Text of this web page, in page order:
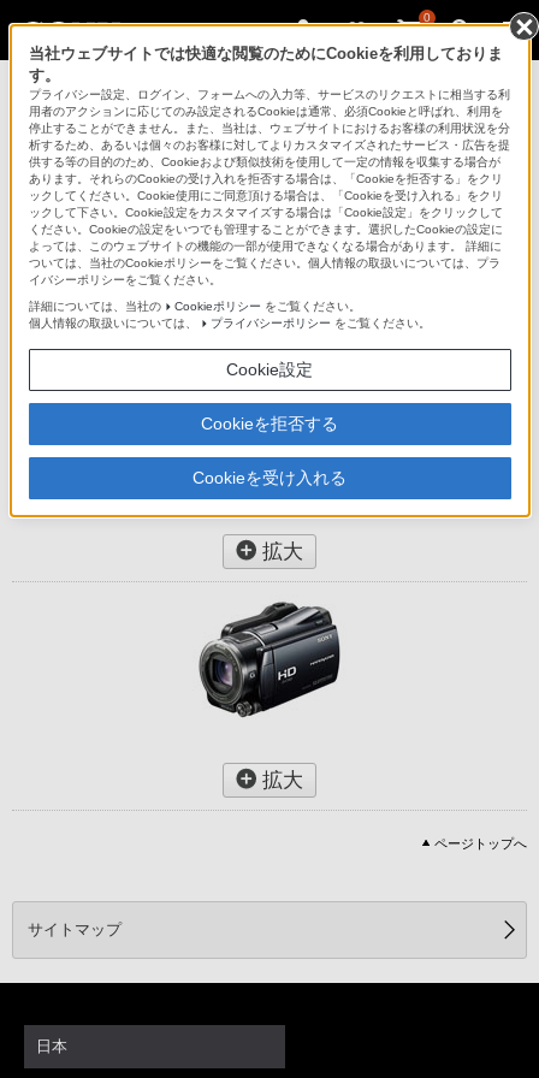
0
デジタルビデオカメラ ハンディカム
HDR-XR550V
デジタルHDビデオカメラレコーダー HDR-XR550V
商品の写真
拡大
拡大
ページトップへ
サイトマップ
日本
当社ウェブサイトでは快適な閲覧のためにCookieを利用しておりま
す。
プライバシー設定、ログイン、フォームへの入力等、サービスのリクエストに相当する利
用者のアクションに応じてのみ設定されるCookieは通常、必須Cookieと呼ばれ、利用を
停止することができません。また、当社は、ウェブサイトにおけるお客様の利用状況を分
析するため、あるいは個々のお客様に対してよりカスタマイズされたサービス・広告を提
供する等の目的のため、Cookieおよび類似技術を使用して一定の情報を収集する場合が
あります。それらのCookieの受け入れを拒否する場合は、「Cookieを拒否する」をクリ
ックしてください。Cookie使用にご同意頂ける場合は、「Cookieを受け入れる」をクリ
ックして下さい。Cookie設定をカスタマイズする場合は「Cookie設定」をクリックして
ください。Cookieの設定をいつでも管理することができます。選択したCookieの設定に
よっては、このウェブサイトの機能の一部が使用できなくなる場合があります。 詳細に
ついては、当社のCookieポリシーをご覧ください。個人情報の取扱いについては、プラ
イバシーポリシーをご覧ください。
詳細については、当社の
Cookieポリシー をご覧ください。
個人情報の取扱いについては、
プライバシーポリシー をご覧ください。
Cookie設定
Cookieを拒否する
Cookieを受け入れる